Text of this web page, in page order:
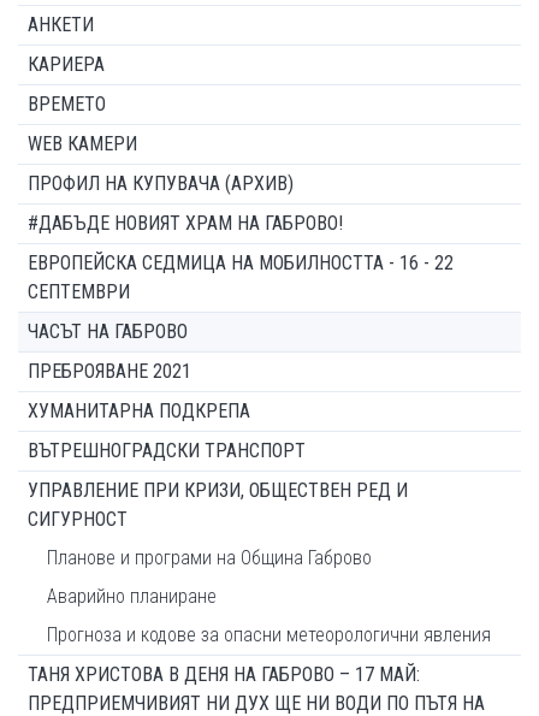
АНКЕТИ
КАРИЕРА
ВРЕМЕТО
WEB КАМЕРИ
ПРОФИЛ НА КУПУВАЧА (АРХИВ)
#ДАБЪДЕ НОВИЯТ ХРАМ НА ГАБРОВО!
ЕВРОПЕЙСКА СЕДМИЦА НА МОБИЛНОСТТА - 16 - 22
СЕПТЕМВРИ
ЧАСЪТ НА ГАБРОВО
ПРЕБРОЯВАНЕ 2021
ХУМАНИТАРНА ПОДКРЕПА
ВЪТРЕШНОГРАДСКИ ТРАНСПОРТ
УПРАВЛЕНИЕ ПРИ КРИЗИ, ОБЩЕСТВЕН РЕД И
СИГУРНОСТ
Планове и програми на Община Габрово
Аварийно планиране
Прогноза и кодове за опасни метеорологични явления
ТАНЯ ХРИСТОВА В ДЕНЯ НА ГАБРОВО – 17 МАЙ:
ПРЕДПРИЕМЧИВИЯТ НИ ДУХ ЩЕ НИ ВОДИ ПО ПЪТЯ НА